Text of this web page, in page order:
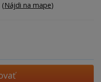
(Nájdi na mape)